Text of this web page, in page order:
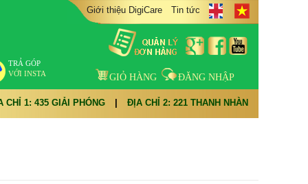
TRẢ GÓP
VỚI INSTA
Giới thiệu DigiCare Tin tức
GIỎ HÀNG ĐĂNG NHẬP
CHỈ 1: 435 GIẢI PHÓNG ĐỊA CHỈ 2: 221 THANH NHÀN